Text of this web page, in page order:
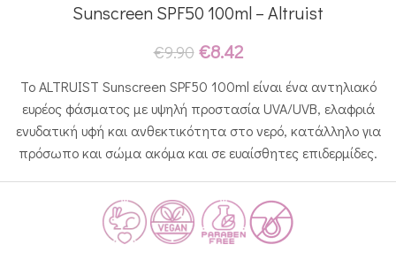
Sunscreen SPF50 100ml – Altruist
€9.90 €8.42
Το ALTRUIST Sunscreen SPF50 100ml είναι ένα αντηλιακό
ευρέος φάσματος με υψηλή προστασία UVA/UVB, ελαφριά
ενυδατική υφή και ανθεκτικότητα στο νερό, κατάλληλο για
πρόσωπο και σώμα ακόμα και σε ευαίσθητες επιδερμίδες.